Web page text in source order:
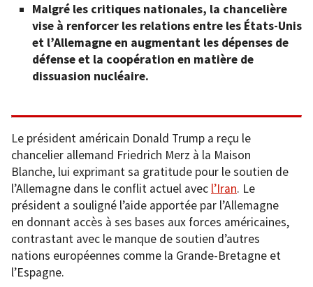
Malgré les critiques nationales, la chancelière
vise à renforcer les relations entre les États-Unis
et l’Allemagne en augmentant les dépenses de
défense et la coopération en matière de
dissuasion nucléaire.
Le président américain Donald Trump a reçu le
chancelier allemand Friedrich Merz à la Maison
Blanche, lui exprimant sa gratitude pour le soutien de
l’Allemagne dans le conflit actuel avec l’Iran. Le
président a souligné l’aide apportée par l’Allemagne
en donnant accès à ses bases aux forces américaines,
contrastant avec le manque de soutien d’autres
nations européennes comme la Grande-Bretagne et
l’Espagne.